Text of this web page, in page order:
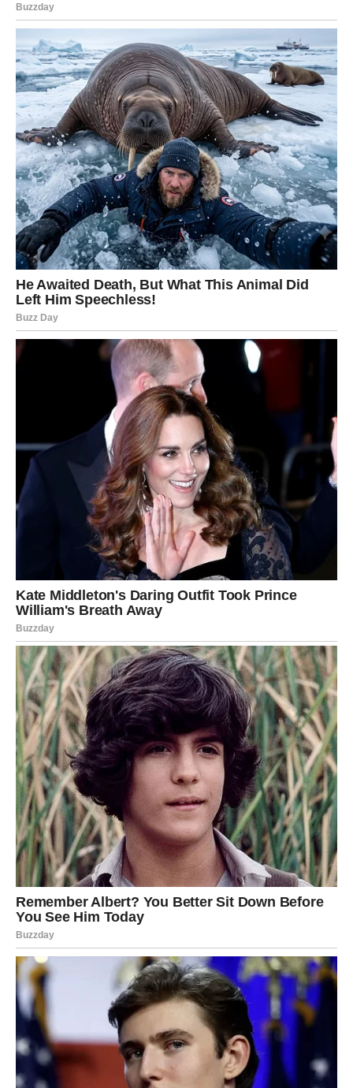
potpuno sagledao.
Možda neko duguje.
Možda dolazi neočekivani trošak.
Možda dobijaš priliku za jači prihod.
Ali jedno je sigurno – sada više nema iluzija.
KARMIČKI PREOKRET – SUD
BIVŠIM I SADAŠNJIM
Škorpija je znak karme. Kod tebe se stvari vraćaju – dobro
za dobro, loše za loše.
Ako si bio iskren – dolazi nagrada.
Ako si bio izdan – dolazi razotkrivanje.
Ako si ćutao i čekao – sada dolazi pravda.
Ovo je momenat kada se energija čisti.
ŠTA SE LOMI?
Lomi se:
iluzija,
tajna,
veza bez dubine.
Raščišćava se:
ko je lojalan,
ko je iskren,
ko ostaje.